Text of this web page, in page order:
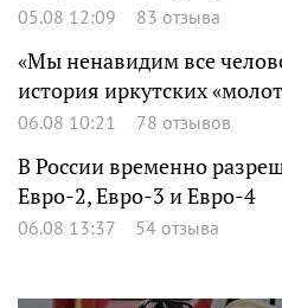
05.08 12:09 83 отзыва
«Мы ненавидим все
история иркутских
06.08 10:21 78 отзывов
В России временно
Евро-2, Евро-3 и Евро-4
06.08 13:37 54 отзыва